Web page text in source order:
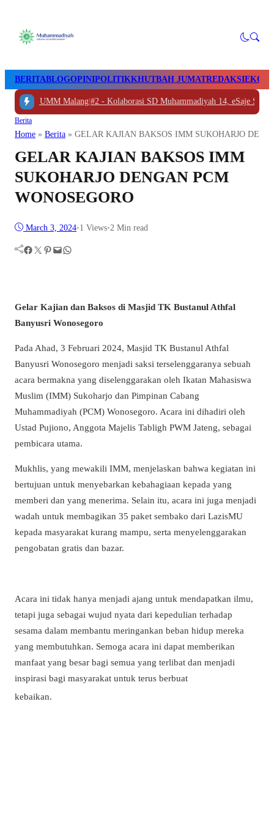
BERITABLOGOPINIPOLITIKKHUTBAH JUMATREDAKSI
ke UMM Malang|#2 -Kolaborasi SD Muhammadiyah 14, eSaje Sikop,
Berita
Home » Berita » GELAR KAJIAN BAKSOS IMM SUKOHARJO
GELAR KAJIAN BAKSOS IMM
SUKOHARJO DENGAN PCM
WONOSEGORO
March 3, 2024•1 Views•2 Min read
Facebook Twitter Pinterest Mail WhatsApp
Gelar Kajian dan Baksos di Masjid TK Bustanul Athfal
Banyusri Wonosegoro
Pada Ahad, 3 Februari 2024, Masjid TK Bustanul Athfal
Banyusri Wonosegoro menjadi saksi terselenggaranya sebuah
acara bermakna yang diselenggarakan oleh Ikatan Mahasiswa
Muslim (IMM) Sukoharjo dan Pimpinan Cabang
Muhammadiyah (PCM) Wonosegoro. Acara ini dihadiri oleh
Ustad Pujiono, Anggota Majelis Tabligh PWM Jateng, sebagai
pembicara utama.
Mukhlis, yang mewakili IMM, menjelaskan bahwa kegiatan ini
bertujuan untuk menyebarkan kebahagiaan kepada yang
memberi dan yang menerima. Selain itu, acara ini juga menjadi
wadah untuk membagikan 35 paket sembako dari LazisMU
kepada masyarakat kurang mampu, serta menyelenggarakan
pengobatan gratis dan bazar.
Acara ini tidak hanya menjadi ajang untuk mendapatkan ilmu,
tetapi juga sebagai wujud nyata dari kepedulian terhadap
sesama dalam membantu meringankan beban hidup mereka
yang membutuhkan. Semoga acara ini dapat memberikan
manfaat yang besar bagi semua yang terlibat dan menjadi
inspirasi bagi masyarakat untuk terus berbuat
kebaikan.